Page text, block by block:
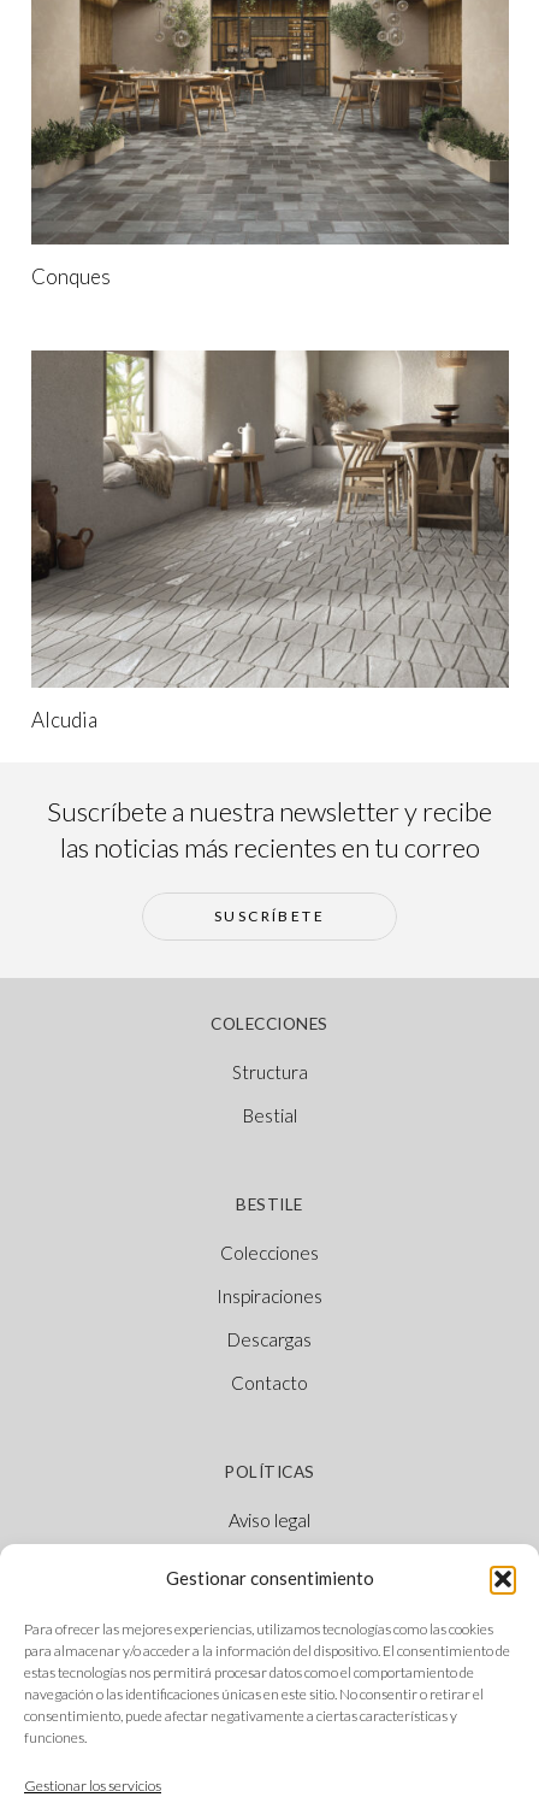
Gestionar consentimiento
Para ofrecer las mejores experiencias, utilizamos tecnologías como las cookies
para almacenar y/o acceder a la información del dispositivo. El consentimiento de
estas tecnologías nos permitirá procesar datos como el comportamiento de
navegación o las identificaciones únicas en este sitio. No consentir o retirar el
consentimiento, puede afectar negativamente a ciertas características y
funciones.
Gestionar los servicios
Conques
Alcudia
Suscríbete a nuestra newsletter y recibe
las noticias más recientes en tu correo
SUSCRÍBETE
COLECCIONES
Structura
Bestial
BESTILE
Colecciones
Inspiraciones
Descargas
Contacto
POLÍTICAS
Aviso legal
Canal Ético